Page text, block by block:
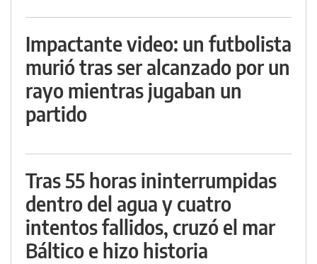
Impactante video: un futbolista
murió tras ser alcanzado por un
rayo mientras jugaban un
partido
Tras 55 horas ininterrumpidas
dentro del agua y cuatro
intentos fallidos, cruzó el mar
Báltico e hizo historia